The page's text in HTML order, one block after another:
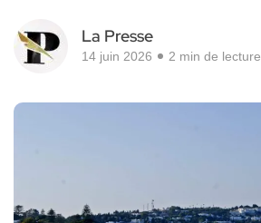
La Presse
14 juin 2026 2 min de lecture